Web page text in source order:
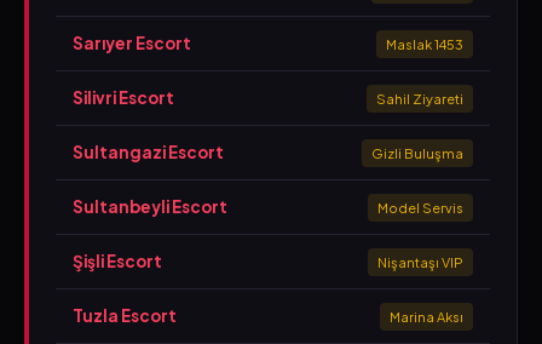
Sarıyer Escort Maslak 1453
Silivri Escort Sahil Ziyareti
Sultangazi Escort Gizli Buluşma
Sultanbeyli Escort Model Servis
Şişli Escort Nişantaşı VIP
Tuzla Escort Marina Aksı